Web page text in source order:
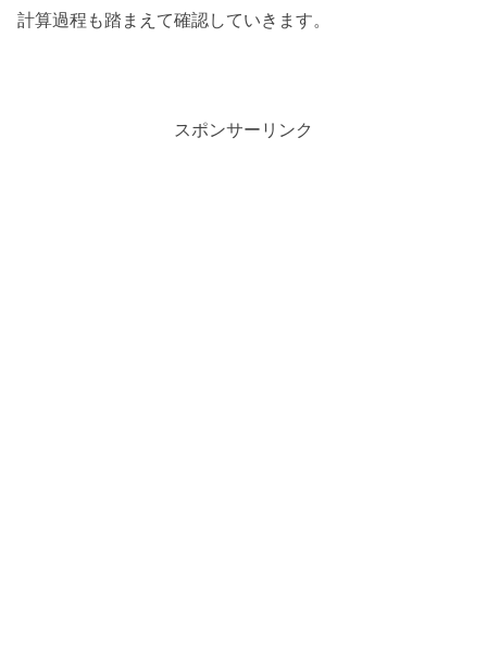
計算過程も踏まえて確認していきます。
スポンサーリンク